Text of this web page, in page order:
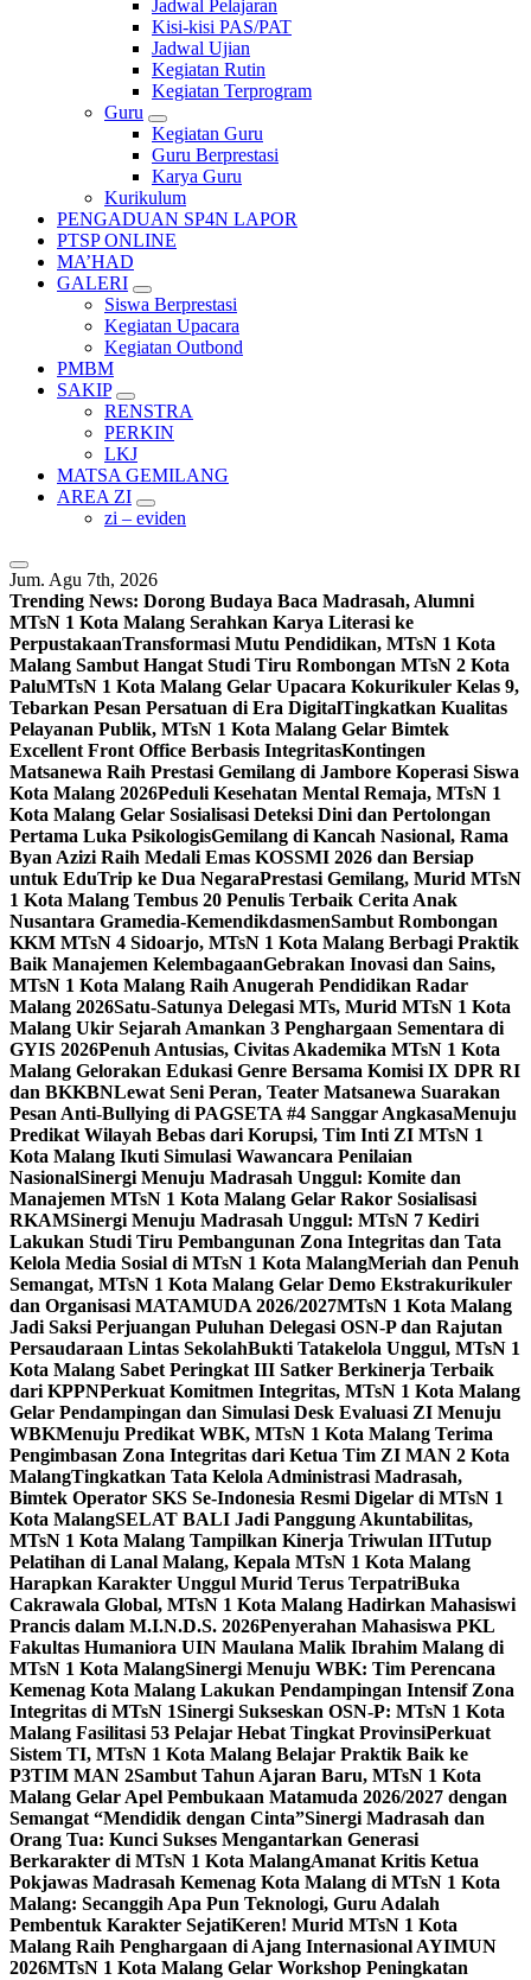
Jadwal Pelajaran
Kisi-kisi PAS/PAT
Jadwal Ujian
Kegiatan Rutin
Kegiatan Terprogram
Guru
Kegiatan Guru
Guru Berprestasi
Karya Guru
Kurikulum
PENGADUAN SP4N LAPOR
PTSP ONLINE
MA’HAD
GALERI
Siswa Berprestasi
Kegiatan Upacara
Kegiatan Outbond
PMBM
SAKIP
RENSTRA
PERKIN
LKJ
MATSA GEMILANG
AREA ZI
zi – eviden
Jum. Agu 7th, 2026
Trending News: Dorong Budaya Baca Madrasah, Alumni
MTsN 1 Kota Malang Serahkan Karya Literasi ke
PerpustakaanTransformasi Mutu Pendidikan, MTsN 1 Kota
Malang Sambut Hangat Studi Tiru Rombongan MTsN 2 Kota
PaluMTsN 1 Kota Malang Gelar Upacara Kokurikuler Kelas 9,
Tebarkan Pesan Persatuan di Era DigitalTingkatkan Kualitas
Pelayanan Publik, MTsN 1 Kota Malang Gelar Bimtek
Excellent Front Office Berbasis IntegritasKontingen
Matsanewa Raih Prestasi Gemilang di Jambore Koperasi Siswa
Kota Malang 2026Peduli Kesehatan Mental Remaja, MTsN 1
Kota Malang Gelar Sosialisasi Deteksi Dini dan Pertolongan
Pertama Luka PsikologisGemilang di Kancah Nasional, Rama
Byan Azizi Raih Medali Emas KOSSMI 2026 dan Bersiap
untuk EduTrip ke Dua NegaraPrestasi Gemilang, Murid MTsN
1 Kota Malang Tembus 20 Penulis Terbaik Cerita Anak
Nusantara Gramedia-KemendikdasmenSambut Rombongan
KKM MTsN 4 Sidoarjo, MTsN 1 Kota Malang Berbagi Praktik
Baik Manajemen KelembagaanGebrakan Inovasi dan Sains,
MTsN 1 Kota Malang Raih Anugerah Pendidikan Radar
Malang 2026Satu-Satunya Delegasi MTs, Murid MTsN 1 Kota
Malang Ukir Sejarah Amankan 3 Penghargaan Sementara di
GYIS 2026Penuh Antusias, Civitas Akademika MTsN 1 Kota
Malang Gelorakan Edukasi Genre Bersama Komisi IX DPR RI
dan BKKBNLewat Seni Peran, Teater Matsanewa Suarakan
Pesan Anti-Bullying di PAGSETA #4 Sanggar AngkasaMenuju
Predikat Wilayah Bebas dari Korupsi, Tim Inti ZI MTsN 1
Kota Malang Ikuti Simulasi Wawancara Penilaian
NasionalSinergi Menuju Madrasah Unggul: Komite dan
Manajemen MTsN 1 Kota Malang Gelar Rakor Sosialisasi
RKAMSinergi Menuju Madrasah Unggul: MTsN 7 Kediri
Lakukan Studi Tiru Pembangunan Zona Integritas dan Tata
Kelola Media Sosial di MTsN 1 Kota MalangMeriah dan Penuh
Semangat, MTsN 1 Kota Malang Gelar Demo Ekstrakurikuler
dan Organisasi MATAMUDA 2026/2027MTsN 1 Kota Malang
Jadi Saksi Perjuangan Puluhan Delegasi OSN-P dan Rajutan
Persaudaraan Lintas SekolahBukti Tatakelola Unggul, MTsN 1
Kota Malang Sabet Peringkat III Satker Berkinerja Terbaik
dari KPPNPerkuat Komitmen Integritas, MTsN 1 Kota Malang
Gelar Pendampingan dan Simulasi Desk Evaluasi ZI Menuju
WBKMenuju Predikat WBK, MTsN 1 Kota Malang Terima
Pengimbasan Zona Integritas dari Ketua Tim ZI MAN 2 Kota
MalangTingkatkan Tata Kelola Administrasi Madrasah,
Bimtek Operator SKS Se-Indonesia Resmi Digelar di MTsN 1
Kota MalangSELAT BALI Jadi Panggung Akuntabilitas,
MTsN 1 Kota Malang Tampilkan Kinerja Triwulan IITutup
Pelatihan di Lanal Malang, Kepala MTsN 1 Kota Malang
Harapkan Karakter Unggul Murid Terus TerpatriBuka
Cakrawala Global, MTsN 1 Kota Malang Hadirkan Mahasiswi
Prancis dalam M.I.N.D.S. 2026Penyerahan Mahasiswa PKL
Fakultas Humaniora UIN Maulana Malik Ibrahim Malang di
MTsN 1 Kota MalangSinergi Menuju WBK: Tim Perencana
Kemenag Kota Malang Lakukan Pendampingan Intensif Zona
Integritas di MTsN 1Sinergi Sukseskan OSN-P: MTsN 1 Kota
Malang Fasilitasi 53 Pelajar Hebat Tingkat ProvinsiPerkuat
Sistem TI, MTsN 1 Kota Malang Belajar Praktik Baik ke
P3TIM MAN 2Sambut Tahun Ajaran Baru, MTsN 1 Kota
Malang Gelar Apel Pembukaan Matamuda 2026/2027 dengan
Semangat “Mendidik dengan Cinta”Sinergi Madrasah dan
Orang Tua: Kunci Sukses Mengantarkan Generasi
Berkarakter di MTsN 1 Kota MalangAmanat Kritis Ketua
Pokjawas Madrasah Kemenag Kota Malang di MTsN 1 Kota
Malang: Secanggih Apa Pun Teknologi, Guru Adalah
Pembentuk Karakter SejatiKeren! Murid MTsN 1 Kota
Malang Raih Penghargaan di Ajang Internasional AYIMUN
2026MTsN 1 Kota Malang Gelar Workshop Peningkatan